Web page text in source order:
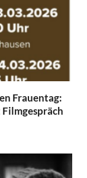
Frauentag: